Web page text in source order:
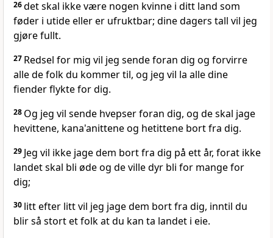
26det skal ikke være nogen kvinne i ditt land som
føder i utide eller er ufruktbar; dine dagers tall vil jeg
gjøre fullt.
27 Redsel for mig vil jeg sende foran dig og forvirre
alle de folk du kommer til, og jeg vil la alle dine
fiender flykte for dig.
28 Og jeg vil sende hvepser foran dig, og de skal jage
hevittene, kana'anittene og hetittene bort fra dig.
29 Jeg vil ikke jage dem bort fra dig på ett år, forat ikke
landet skal bli øde og de ville dyr bli for mange for
dig;
30 litt efter litt vil jeg jage dem bort fra dig, inntil du
blir så stort et folk at du kan ta landet i eie.